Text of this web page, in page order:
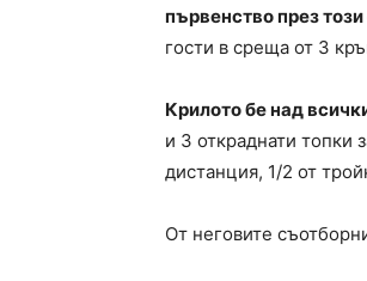
първенство през
гости в среща от 3
Крилото бе над
и 3 откраднати топки
дистанция, 1/2 от
От неговите